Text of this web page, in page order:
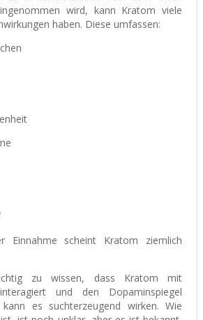
wird, kann Kratom viele
haben. Diese umfassen:
Einnahme scheint Kratom ziemlich
zu wissen, dass Kratom mit
und den Dopaminspiegel
es suchterzeugend wirken. Wie